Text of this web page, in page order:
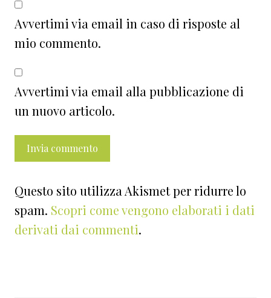
Avvertimi via email in caso di risposte al
mio commento.
Avvertimi via email alla pubblicazione di
un nuovo articolo.
Questo sito utilizza Akismet per ridurre lo
spam. Scopri come vengono elaborati i dati
derivati dai commenti.